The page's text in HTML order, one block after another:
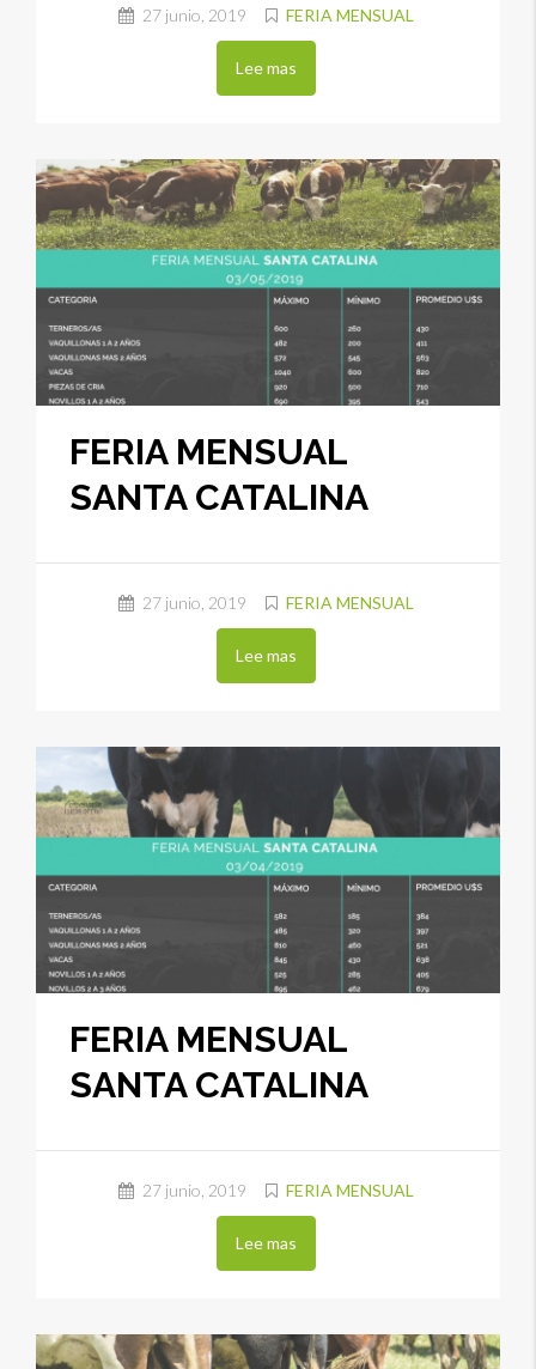
27 junio, 2019 FERIA MENSUAL
Lee mas
FERIA MENSUAL
SANTA CATALINA
27 junio, 2019 FERIA MENSUAL
Lee mas
FERIA MENSUAL
SANTA CATALINA
27 junio, 2019 FERIA MENSUAL
Lee mas